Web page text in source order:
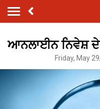
ਆਨਲਾਈਨ ਨਿਵੇਸ਼ ਦੇ
Friday, May